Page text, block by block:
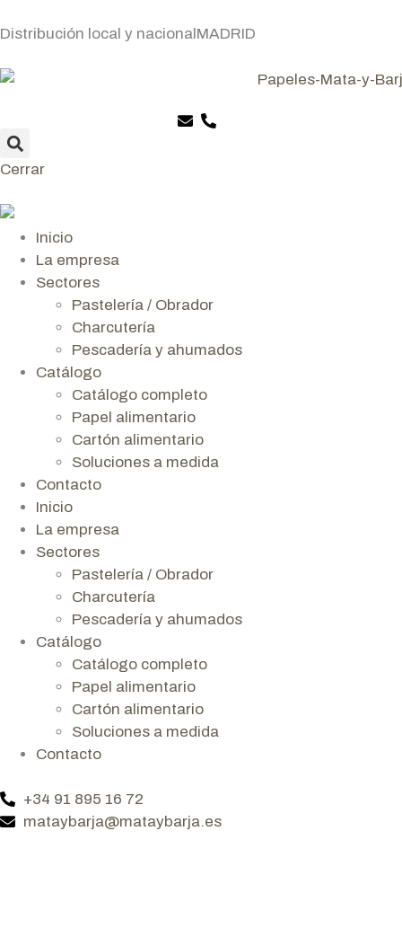
Distribución local y nacionalMADRID
Cerrar
Inicio
La empresa
Sectores
Pastelería / Obrador
Charcutería
Pescadería y ahumados
Catálogo
Catálogo completo
Papel alimentario
Cartón alimentario
Soluciones a medida
Contacto
Inicio
La empresa
Sectores
Pastelería / Obrador
Charcutería
Pescadería y ahumados
Catálogo
Catálogo completo
Papel alimentario
Cartón alimentario
Soluciones a medida
Contacto
+34 91 895 16 72
mataybarja@mataybarja.es